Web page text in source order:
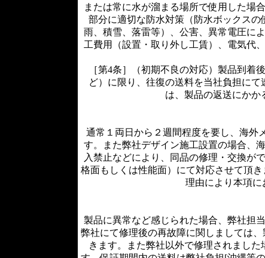
または常に水が溜まる場所で使用した場
部分に適切な防水対策（防水ボックス
雨、積雪、落雷等）、公害、異常電圧に
工費用（設置・取り外し工賃）、電気代
［第4条］（初期不良の対応）製品到着
ど）に限り、往復の送料を当社負担に
は、製品の返送にかか
通常１両日から２週間程度を要し、海外
す。また弊社デザイン施工設置の場合、
入禁止などにより、同品の修理・交換が
格面もしくは性能面）にて対応させて頂
理由により本項
製品に異常など感じられた場合、弊社担
弊社にて修理後の再故障に関しましては
きます。また弊社以外で修理されまし